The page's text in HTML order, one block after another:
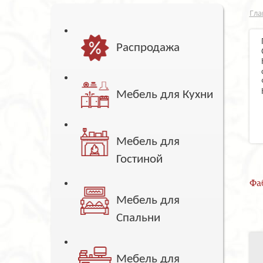
Распродажа
Мебель для Кухни
Мебель для
Гостиной
Мебель для
Спальни
Мебель для